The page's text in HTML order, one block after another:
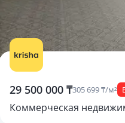
29 500 000 ₸305 699 ₸/м²
Коммерческая